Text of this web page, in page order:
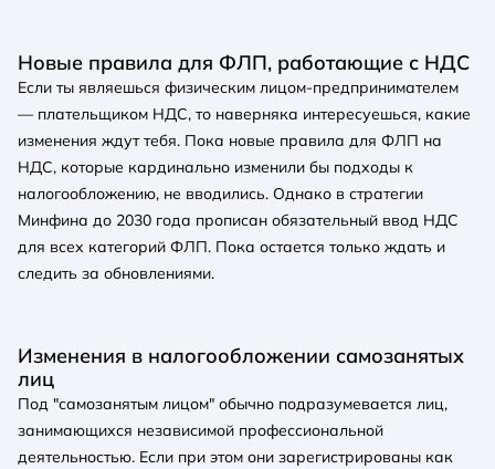
Новые правила для ФЛП, работающие с НДС
Если ты являешься физическим лицом-предпринимателем
— плательщиком НДС, то наверняка интересуешься, какие
изменения ждут тебя. Пока новые правила для ФЛП на
НДС, которые кардинально изменили бы подходы к
налогообложению, не вводились. Однако в стратегии
Минфина до 2030 года прописан обязательный ввод НДС
для всех категорий ФЛП. Пока остается только ждать и
следить за обновлениями.
Изменения в налогообложении самозанятых
лиц
Под "самозанятым лицом" обычно подразумевается лиц,
занимающихся независимой профессиональной
деятельностью. Если при этом они зарегистрированы как